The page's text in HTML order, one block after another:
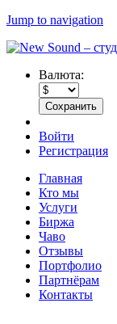
Jump to navigation
Валюта:
Войти
Регистрация
Главная
Кто мы
Услуги
Биржа
Чаво
Отзывы
Портфолио
Партнёрам
Контакты